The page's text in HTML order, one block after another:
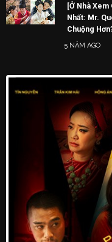
[Ở Nhà
Nhất: Mr.
Chuộng
5 NĂM AGO